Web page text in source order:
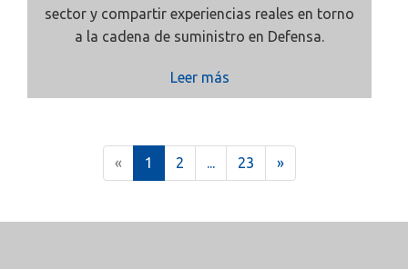
sector y compartir experiencias reales en torno
a la cadena de suministro en Defensa.
Leer más
« 1
c
2 ... 23 »